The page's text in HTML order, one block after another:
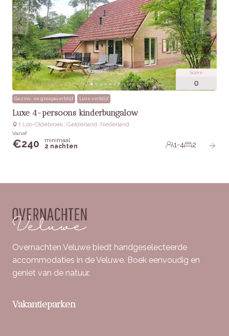
Score
0
Gezins- en groepsverblijf Luxe verblijf
Luxe 4-persoons kinderbungalow
‘t Loo-Oldebroek, Gelderland, Nederland
Vanaf
€240
minimaal
2 nachten
1-4 2
Overnachten Veluwe biedt handgeselecteerde
accommodaties in de Veluwe. Boek eenvoudig en
geniet van de natuur.
Vakantieparken